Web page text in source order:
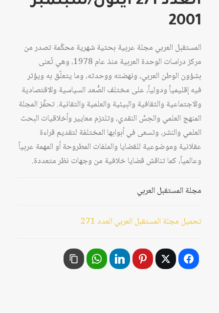
2001
المستقبل العربي مجلة عربية بحثية شهرية محكّمة تصدر من
مركز دراسات الوحدة العربية منذ عام 1978، وهي تُعنى
بشؤون الوطن العربي، ونهضته ووحدته، وما يتعلّق به ويؤثر
فيه إقليمياً ودولياً، على مختلف الصُّعد السياسية والاقتصادية
والاجتماعية والثقافية والبيئية والعلمية والتقانية. تحفِّز المجلة
المنهج العلمي والحِسَّ النقدي، وتلتزم معايير وأخلاقيات البحث
العلمي والنشر، وتسعى في أبوابها المختلفة لتقديم قراءة
عقلانية وموضوعية للقضايا والملفات المطروحة أو المهمة عربياً
وعالمياً، كما تناقش قضايا خلافية من وجهات نظر متعددة.
مجلة المستقبل العربي
تحميل مجلة المستقبل العربي العدد 271